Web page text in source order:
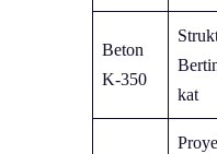
Beton
K-350
kat